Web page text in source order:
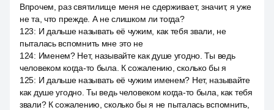
Впрочем, раз святилище меня не сдерживает, значит, я уже
не та, что прежде. А не слишком ли тогда?
123: И дальше называть её чужим, как тебя звали, не
пыталась вспомнить мне это не
124: Именем? Нет, называйте как душе угодно. Ты ведь
человеком когда-то была. К сожалению, сколько бы я
125: И дальше называть её чужим именем? Нет, называйте
как душе угодно. Ты ведь человеком когда-то была, как тебя
звали? К сожалению, сколько бы я не пыталась вспомнить,